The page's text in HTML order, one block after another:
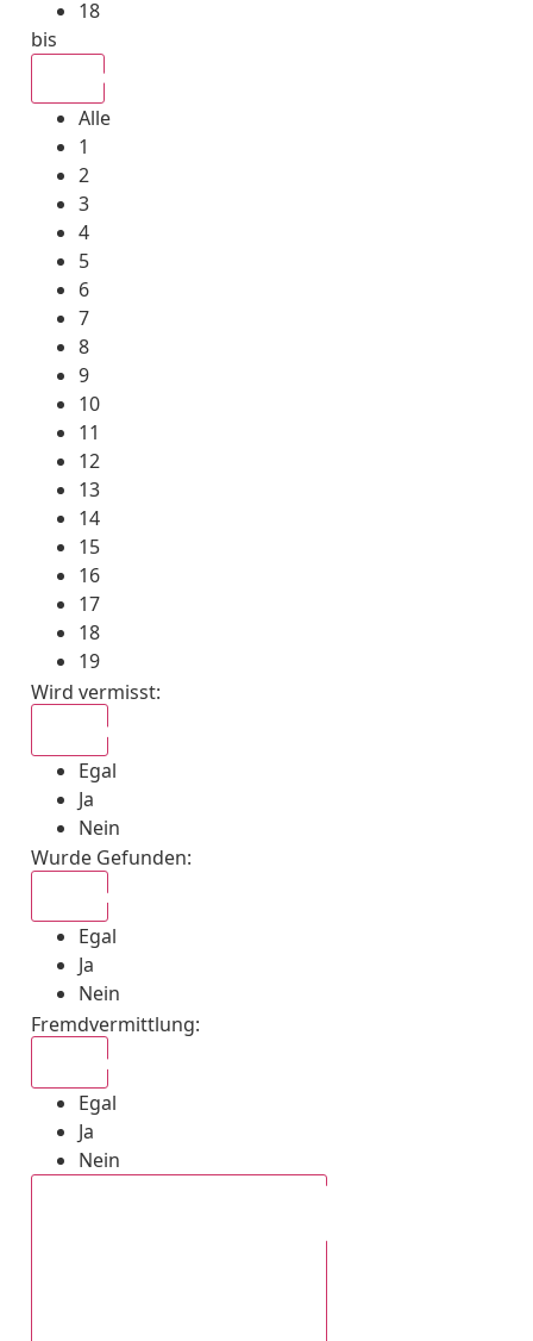
18
bis
Alle
1
2
3
4
5
6
7
8
9
10
11
12
13
14
15
16
17
18
19
Wird vermisst:
Egal
Ja
Nein
Wurde Gefunden:
Egal
Ja
Nein
Fremdvermittlung:
Egal
Ja
Nein